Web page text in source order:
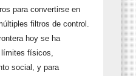
para convertirse en
filtros de control.
hoy se ha
físicos,
social, y para